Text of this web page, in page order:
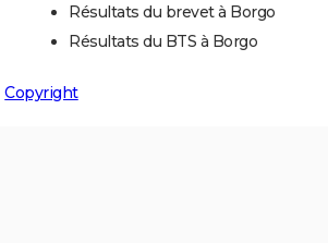
Résultats du brevet à Borgo
Résultats du BTS à Borgo
Copyright